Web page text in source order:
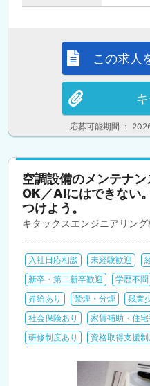
応募可能期間 ：
この求人
空調設備のメンテナ
OK／AIにはできない
つけよう。
キタックスエンジニアリン
入社日応相談 未経験歓迎
新卒・第二新卒歓迎
学歴不問
昇給あり
禁煙・分煙 残業
社会保険あり
家賃補助・住
研修制度あり
資格取得支援制